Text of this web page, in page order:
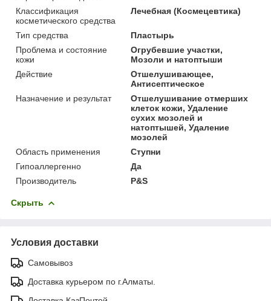
Классификация
косметического средства
Лечебная (Космецевтика)
Тип средства
Пластырь
Проблема и состояние
кожи
Огрубевшие участки,
Мозоли и натоптыши
Действие
Отшелушивающее,
Антисептическое
Назначение и результат
Отшелушивание отмерших
клеток кожи, Удаление
сухих мозолей и
натоптышей, Удаление
мозолей
Область применения
Ступни
Гипоаллергенно
Да
Производитель
P&S
Скрыть
Условия доставки
Самовывоз
Доставка курьером по г.Алматы.